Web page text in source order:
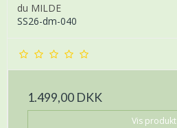
du MILDE
SS26-dm-040
1.499,00 DKK
Vis produkt